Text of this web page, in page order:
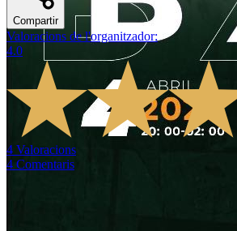
Compartir
Valoracions de l'organitzador:
4.0
4 Valoracions
4 Comentaris